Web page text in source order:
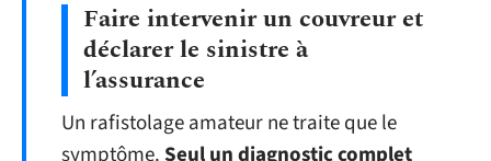
Faire intervenir un couvreur et
déclarer le sinistre à
l’assurance
Un rafistolage amateur ne traite que le